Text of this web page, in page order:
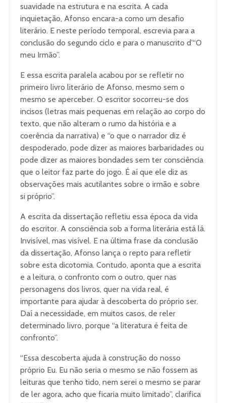
suavidade na estrutura e na escrita. A cada
inquietação, Afonso encara-a como um desafio
literário. E neste período temporal, escrevia para a
conclusão do segundo ciclo e para o manuscrito d’“O
meu Irmão”.
E essa escrita paralela acabou por se refletir no
primeiro livro literário de Afonso, mesmo sem o
mesmo se aperceber. O escritor socorreu-se dos
incisos (letras mais pequenas em relação ao corpo do
texto, que não alteram o rumo da história e a
coerência da narrativa) e “o que o narrador diz é
despoderado, pode dizer as maiores barbaridades ou
pode dizer as maiores bondades sem ter consciência
que o leitor faz parte do jogo. É aí que ele diz as
observações mais acutilantes sobre o irmão e sobre
si próprio”.
A escrita da dissertação refletiu essa época da vida
do escritor. A consciência sob a forma literária está lá.
Invisível, mas visível. E na última frase da conclusão
da dissertação, Afonso lança o repto para refletir
sobre esta dicotomia. Contudo, aponta que a escrita
e a leitura, o confronto com o outro, quer nas
personagens dos livros, quer na vida real, é
importante para ajudar à descoberta do próprio ser.
Daí a necessidade, em muitos casos, de reler
determinado livro, porque “a literatura é feita de
confronto”.
“Essa descoberta ajuda à construção do nosso
próprio Eu. Eu não seria o mesmo se não fossem as
leituras que tenho tido, nem serei o mesmo se parar
de ler agora, acho que ficaria muito limitado”, clarifica